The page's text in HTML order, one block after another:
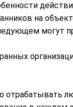
на
могут